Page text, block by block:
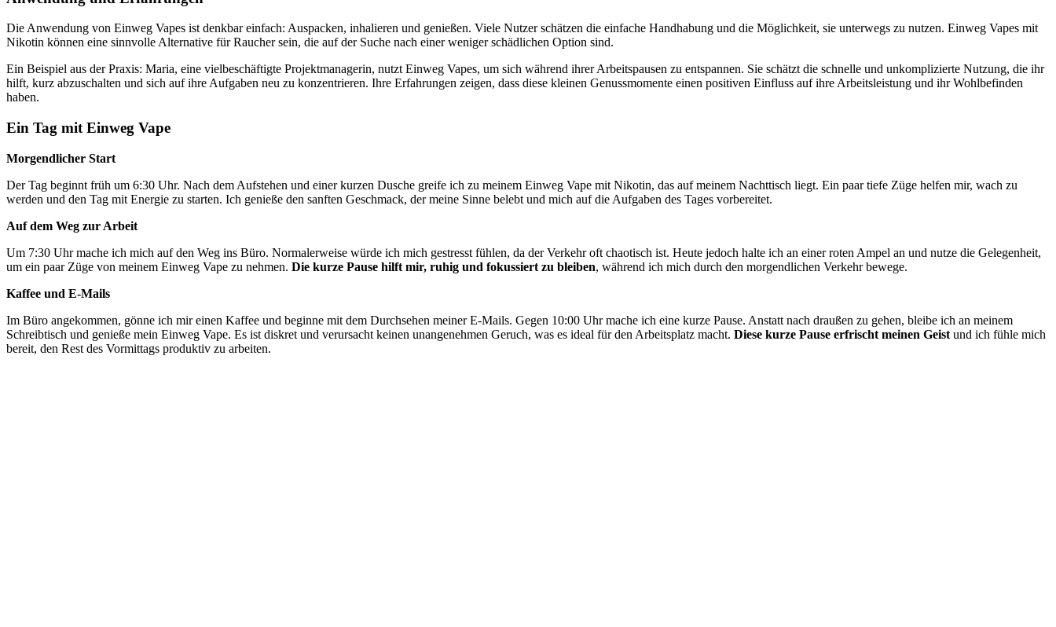
Die Anwendung von Einweg Vapes ist denkbar einfach: Auspacken, inhalieren und genießen. Viele Nutzer schätzen die einfache Handhabung und die Möglichkeit, sie unterwegs zu nutzen. Einweg Vapes mit
Nikotin können eine sinnvolle Alternative für Raucher sein, die auf der Suche nach einer weniger schädlichen Option sind.
Ein Beispiel aus der Praxis: Maria, eine vielbeschäftigte Projektmanagerin, nutzt Einweg Vapes, um sich während ihrer Arbeitspausen zu entspannen. Sie schätzt die schnelle und unkomplizierte Nutzung, die ihr
hilft, kurz abzuschalten und sich auf ihre Aufgaben neu zu konzentrieren. Ihre Erfahrungen zeigen, dass diese kleinen Genussmomente einen positiven Einfluss auf ihre Arbeitsleistung und ihr Wohlbefinden
haben.
Ein Tag mit Einweg Vape
Morgendlicher Start
Der Tag beginnt früh um 6:30 Uhr. Nach dem Aufstehen und einer kurzen Dusche greife ich zu meinem Einweg Vape mit Nikotin, das auf meinem Nachttisch liegt. Ein paar tiefe Züge helfen mir, wach zu
werden und den Tag mit Energie zu starten. Ich genieße den sanften Geschmack, der meine Sinne belebt und mich auf die Aufgaben des Tages vorbereitet.
Auf dem Weg zur Arbeit
Um 7:30 Uhr mache ich mich auf den Weg ins Büro. Normalerweise würde ich mich gestresst fühlen, da der Verkehr oft chaotisch ist. Heute jedoch halte ich an einer roten Ampel an und nutze die Gelegenheit,
um ein paar Züge von meinem Einweg Vape zu nehmen. Die kurze Pause hilft mir, ruhig und fokussiert zu bleiben, während ich mich durch den morgendlichen Verkehr bewege.
Kaffee und E-Mails
Im Büro angekommen, gönne ich mir einen Kaffee und beginne mit dem Durchsehen meiner E-Mails. Gegen 10:00 Uhr mache ich eine kurze Pause. Anstatt nach draußen zu gehen, bleibe ich an meinem
Schreibtisch und genieße mein Einweg Vape. Es ist diskret und verursacht keinen unangenehmen Geruch, was es ideal für den Arbeitsplatz macht. Diese kurze Pause erfrischt meinen Geist und ich fühle mich
bereit, den Rest des Vormittags produktiv zu arbeiten.